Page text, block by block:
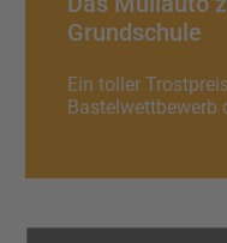
Grundschule
Ein toller
Bastelwettbewerb